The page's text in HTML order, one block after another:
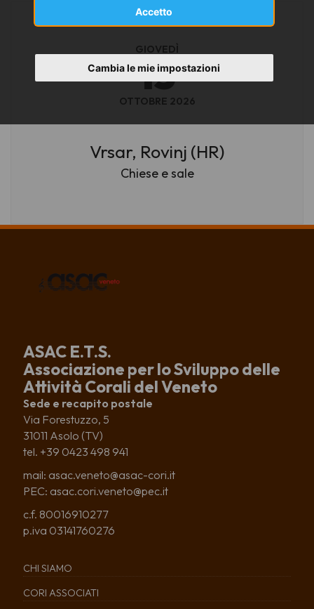
Accetto
Cambia le mie impostazioni
GIOVEDÌ
15
OTTOBRE 2026
Vrsar, Rovinj (HR)
Chiese e sale
ASAC E.T.S.
Associazione per lo Sviluppo delle
Attività Corali del Veneto
Sede e recapito postale
Via Forestuzzo, 5
31011 Asolo (TV)
tel. +39 0423 498 941
mail: asac.veneto@asac-cori.it
PEC: asac.cori.veneto@pec.it
c.f. 80016910277
p.iva 03141760276
CHI SIAMO
CORI ASSOCIATI